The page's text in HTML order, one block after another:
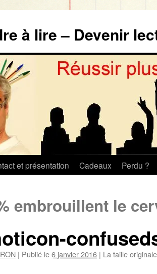
à lire – Devenir
et présentation Cadeaux Perdu ?
embrouillent le
| Publié le6 janvier 2016 | La taille